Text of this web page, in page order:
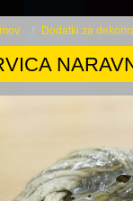
Dodatki za